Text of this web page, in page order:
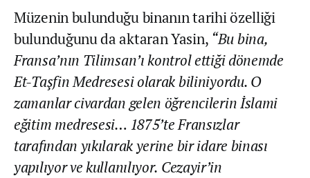
Müzenin bulunduğu binanın tarihi özelliği
bulunduğunu da aktaran Yasin, “Bu bina,
Fransa’nın Tilimsan’ı kontrol ettiği dönemde
Et-Taşfin Medresesi olarak biliniyordu. O
zamanlar civardan gelen öğrencilerin İslami
eğitim medresesi… 1875’te Fransızlar
tarafından yıkılarak yerine bir idare binası
yapılıyor ve kullanılıyor. Cezayir’in